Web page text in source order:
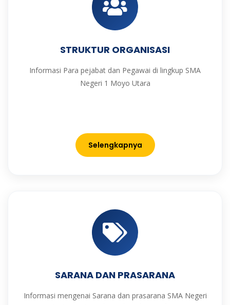
STRUKTUR ORGANISASI
Informasi Para pejabat dan Pegawai di lingkup SMA
Negeri 1 Moyo Utara
Selengkapnya
SARANA DAN PRASARANA
Informasi mengenai Sarana dan prasarana SMA Negeri